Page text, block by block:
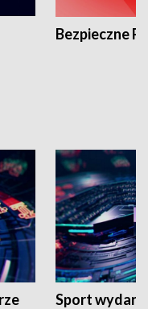
Bezpieczne
Sport